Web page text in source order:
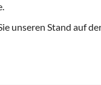
unseren Stand auf